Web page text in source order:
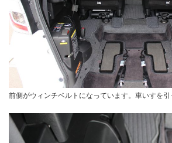
前側がウィンチベルトになっています。車いすを引